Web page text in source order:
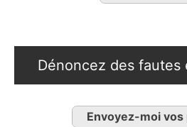
Dénoncez des fautes
Envoyez-moi vos